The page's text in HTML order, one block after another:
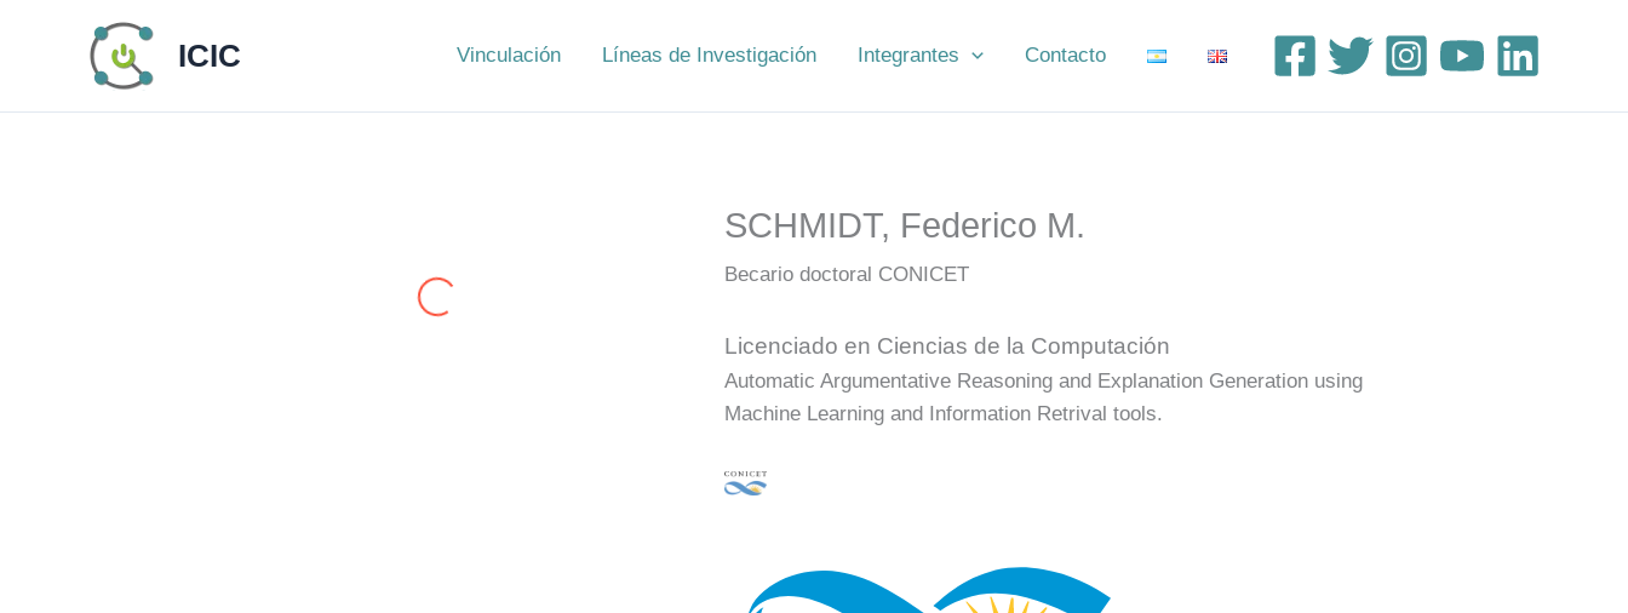
ICIC Vinculación Líneas de Investigación Integrantes Contacto
SCHMIDT, Federico M.
Becario doctoral CONICET
Licenciado en Ciencias de la Computación
Automatic Argumentative Reasoning and Explanation Generation using
Machine Learning and Information Retrival tools.